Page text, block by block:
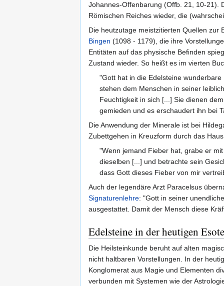
Johannes-Offenbarung (Offb. 21, 10-21).
Römischen Reiches wieder, die
Die heutzutage meistzitierten Quellen
Bingen (1098 - 1179), die ihre
Entitäten auf das physische Befinden
Zustand wieder. So heißt es im vierten
"Gott hat in die Edelsteine
stehen dem Menschen in seiner
Feuchtigkeit in sich [...] Sie dienen
gemieden und es erschaudert ihn bei
Die Anwendung der Minerale ist bei
Zubettgehen in Kreuzform durch das
"Wenn jemand Fieber hat, grabe er
dieselben [...] und betrachte sein
dass Gott dieses Fieber von mir
Auch der legendäre Arzt Paracelsus
Signaturenlehre: "Gott in seiner
ausgestattet. Damit der Mensch diese
Edelsteine in der heutigen
Die Heilsteinkunde beruht auf alten
nicht haltbaren Vorstellungen. In der
Konglomerat aus Magie und Elementen
verbunden mit Systemen wie der